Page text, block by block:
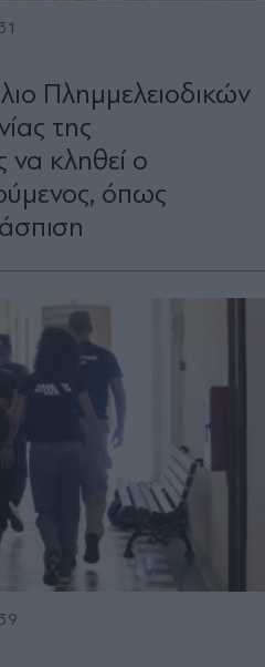
Πλημμελειοδικών
της
να κληθεί ο
όπως